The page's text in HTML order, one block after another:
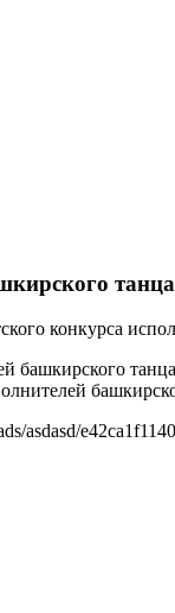
конкурса
asdasd/